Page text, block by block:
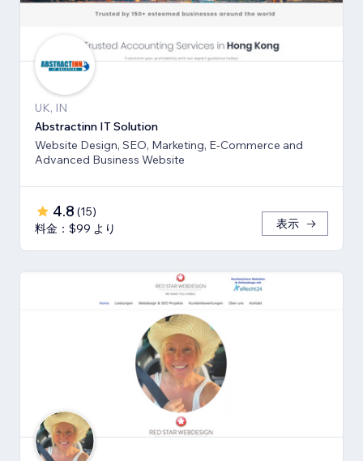
UK, IN
Abstractinn IT Solution
Website Design, SEO, Marketing, E-Commerce and
Advanced Business Website
4.8 (15)
料金：$99 より
表示